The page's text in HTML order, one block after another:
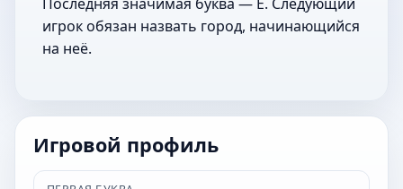
игрок обязан назвать город, начинающийся
на неё.
Игровой профиль